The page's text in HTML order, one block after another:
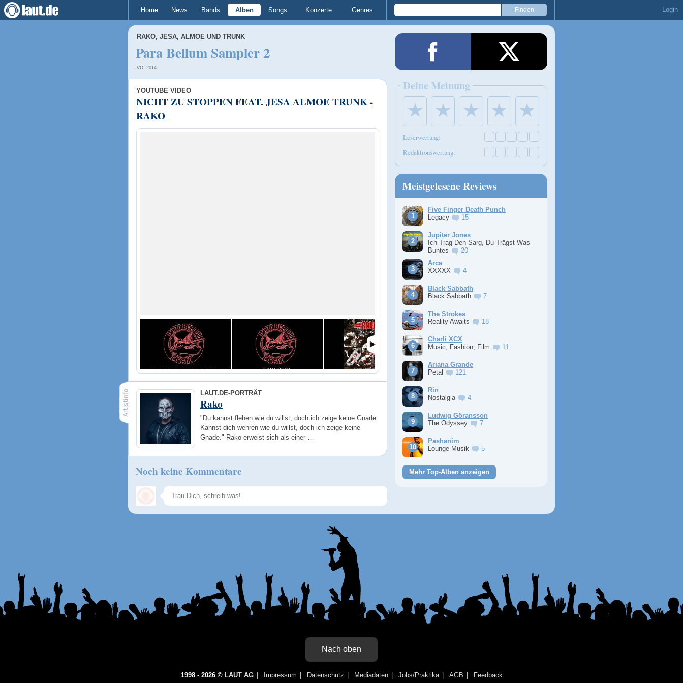
Home News Bands Alben Songs Konzerte Genres Login
RAKO, JESA, ALMOE UND TRUNK
Para Bellum Sampler 2
VÖ: 2014
YOUTUBE VIDEO
NICHT ZU STOPPEN FEAT. JESA ALMOE TRUNK -
RAKO
LAUT.DE-PORTRÄT
Rako
"Du kannst flehen wie du willst, doch ich zeige keine Gnade.
Kannst dich wehren wie du willst, doch ich zeige keine
Gnade." Rako erweist sich als einer …
Noch keine Kommentare
Speichern
Deine Meinung
★ ★ ★ ★ ★
Leserwertung:
Redaktionswertung:
Meistgelesene Reviews
Five Finger Death Punch
Legacy
15
Jupiter Jones
Ich Trag Den Sarg, Du Trägst Was
Buntes
20
Arca
XXXXX
4
Black Sabbath
Black Sabbath
7
The Strokes
Reality Awaits
18
Charli XCX
Music, Fashion, Film
11
Ariana Grande
Petal
121
Rin
Nostalgia
4
Ludwig Göransson
The Odyssey
7
Pashanim
Lounge Musik
5
Mehr Top-Alben anzeigen
Nach oben
1998 - 2026 © LAUT AG Impressum Datenschutz Mediadaten Jobs/Praktika AGB Feedback